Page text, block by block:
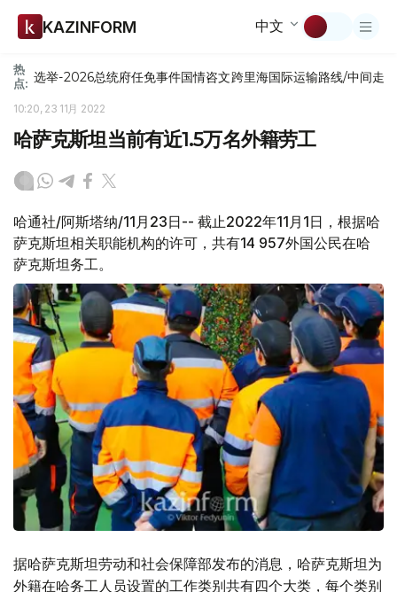
KAZINFORM 中文
热
点: 选举-2026总统府任免事件国情咨文跨里海国际运输路线/中间走廊
10:20, 23 11月 2022
哈萨克斯坦当前有近1.5万名外籍劳工
哈通社/阿斯塔纳/11月23日-- 截止2022年11月1日，根据哈
萨克斯坦相关职能机构的许可，共有14 957外国公民在哈
萨克斯坦务工。
据哈萨克斯坦劳动和社会保障部发布的消息，哈萨克斯坦为
外籍在哈务工人员设置的工作类别共有四个大类，每个类别